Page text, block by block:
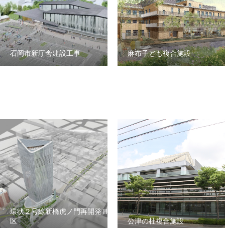
石岡市新庁舎建設工事 麻布子ども複合施設
環状２号線新橋虎ノ門再開発Ⅲ街
区
公津の杜複合施設